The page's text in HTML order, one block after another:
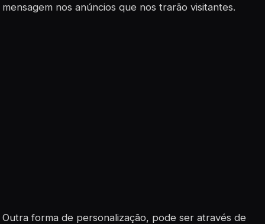
mensagem nos anúncios que nos trarão visitantes.
Outra forma de personalização, pode ser através de